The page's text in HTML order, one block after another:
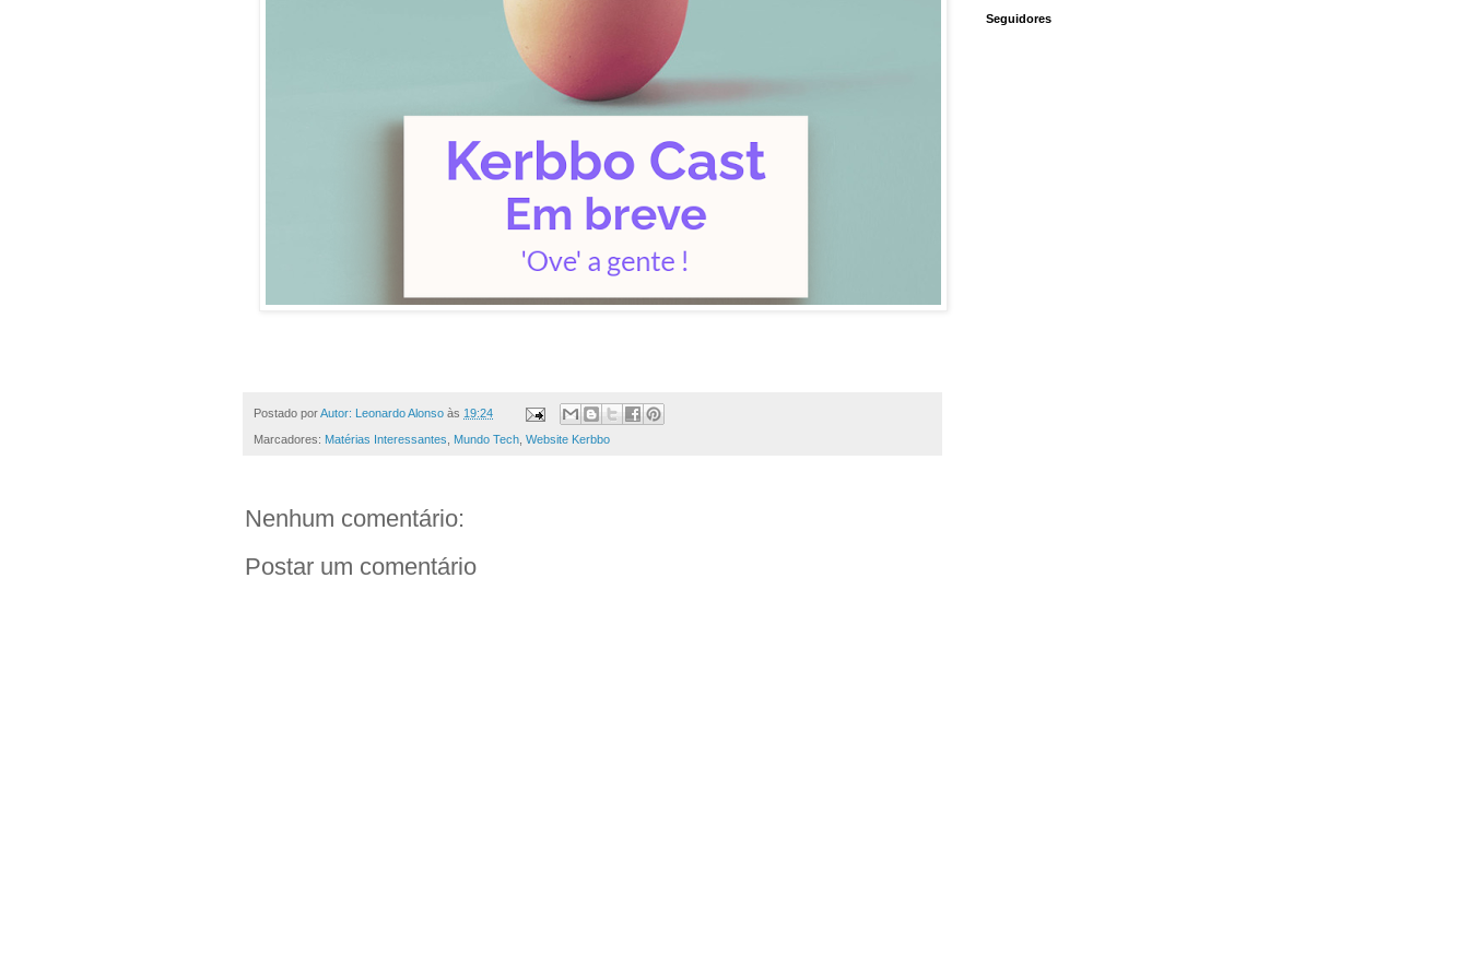
Postado porAutor: Leonardo Alonso às 19:24
Marcadores: Matérias Interessantes Mundo Tech Website Kerbbo
Nenhum comentário:
Postar um comentário
Seguidores